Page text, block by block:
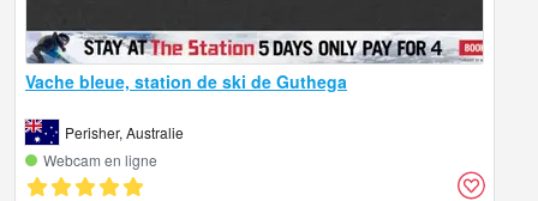
Vache bleue, station de ski de Guthega
Perisher, Australie
Webcam en ligne